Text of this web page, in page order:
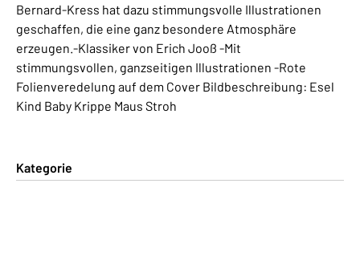
Bernard-Kress hat dazu stimmungsvolle Illustrationen
geschaffen, die eine ganz besondere Atmosphäre
erzeugen.-Klassiker von Erich Jooß -Mit
stimmungsvollen, ganzseitigen Illustrationen -Rote
Folienveredelung auf dem Cover Bildbeschreibung: Esel
Kind Baby Krippe Maus Stroh
Kategorie